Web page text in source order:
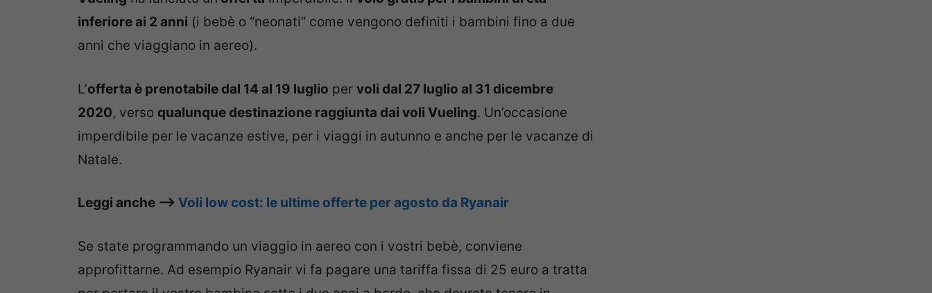
inferiore ai 2 anni (i bebè o “neonati” come vengono definiti i bambini fino a due
anni che viaggiano in aereo).
L’offerta è prenotabile dal 14 al 19 luglio per voli dal 27 luglio al 31 dicembre
2020, verso qualunque destinazione raggiunta dai voli Vueling. Un’occasione
imperdibile per le vacanze estive, per i viaggi in autunno e anche per le vacanze di
Natale.
Leggi anche –> Voli low cost: le ultime offerte per agosto da Ryanair
Se state programmando un viaggio in aereo con i vostri bebè, conviene
approfittarne. Ad esempio Ryanair vi fa pagare una tariffa fissa di 25 euro a tratta